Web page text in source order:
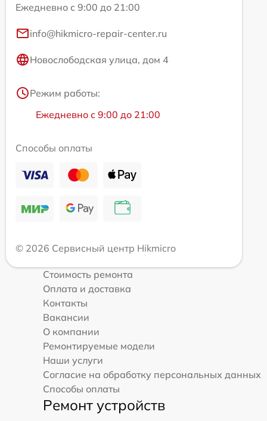
Ежедневно с 9:00 до 21:00
info@hikmicro-repair-center.ru
Новослободская улица, дом 4
Режим работы:
Ежедневно с 9:00 до 21:00
Способы оплаты
© 2026 Сервисный центр Hikmicro
Стоимость ремонта
Оплата и доставка
Контакты
Вакансии
О компании
Ремонтируемые модели
Наши услуги
Согласие на обработку персональных данных
Способы оплаты
Ремонт устройств